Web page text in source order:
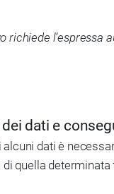
l’espressa
dati e
dati è
quella determinata